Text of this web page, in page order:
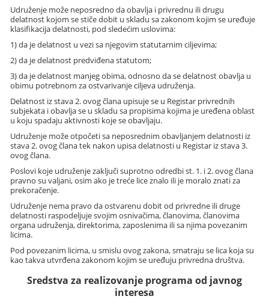
Udruženje može neposredno da obavlja i privrednu ili drugu
delatnost kojom se stiče dobit u skladu sa zakonom kojim se uređuje
klasifikacija delatnosti, pod sledećim uslovima:
1) da je delatnost u vezi sa njegovim statutarnim ciljevima;
2) da je delatnost predviđena statutom;
3) da je delatnost manjeg obima, odnosno da se delatnost obavlja u
obimu potrebnom za ostvarivanje ciljeva udruženja.
Delatnost iz stava 2. ovog člana upisuje se u Registar privrednih
subjekata i obavlja se u skladu sa propisima kojima je uređena oblast
u koju spadaju aktivnosti koje se obavljaju.
Udruženje može otpočeti sa neposrednim obavljanjem delatnosti iz
stava 2. ovog člana tek nakon upisa delatnosti u Registar iz stava 3.
ovog člana.
Poslovi koje udruženje zaključi suprotno odredbi st. 1. i 2. ovog člana
pravno su valjani, osim ako je treće lice znalo ili je moralo znati za
prekoračenje.
Udruženje nema pravo da ostvarenu dobit od privredne ili druge
delatnosti raspodeljuje svojim osnivačima, članovima, članovima
organa udruženja, direktorima, zaposlenima ili sa njima povezanim
licima.
Pod povezanim licima, u smislu ovog zakona, smatraju se lica koja su
kao takva utvrđena zakonom kojim se uređuju privredna društva.
Sredstva za realizovanje programa od javnog
interesa